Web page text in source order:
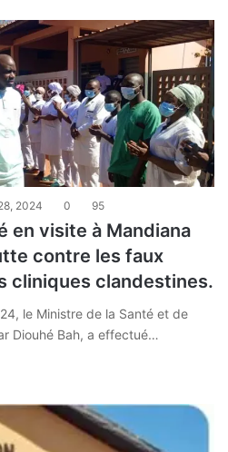
2024 0 95
en visite à Mandiana
contre les faux
cliniques clandestines.
le Ministre de la Santé et de
Diouhé Bah, a effectué…